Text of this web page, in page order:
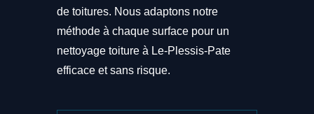
de toitures. Nous adaptons notre
méthode à chaque surface pour un
nettoyage toiture à Le-Plessis-Pate
efficace et sans risque.